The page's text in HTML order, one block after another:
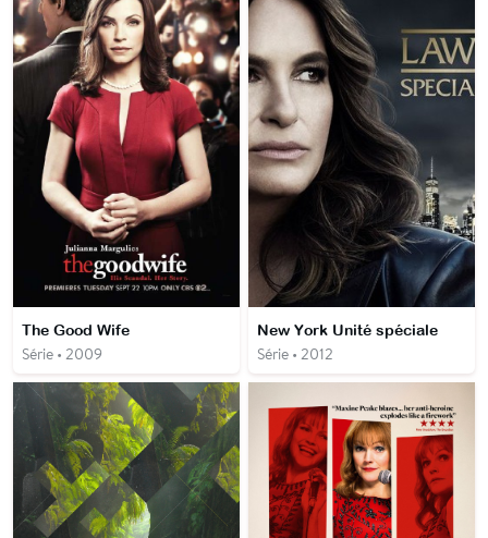
The Good Wife
Série • 2009
New York Unité spéciale
Série • 2012